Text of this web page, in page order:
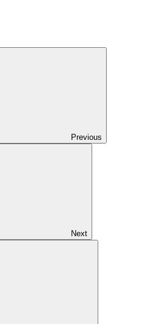
Previous
Next